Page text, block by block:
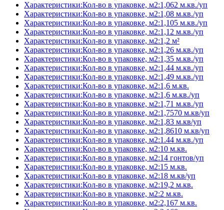
Характеристики:Кол-во в упаковке, м2:1,062 м.кв./уп
Характеристики:Кол-во в упаковке, м2:1,08 м.кв./уп
Характеристики:Кол-во в упаковке, м2:1,105 м.кв./уп
Характеристики:Кол-во в упаковке, м2:1,12 м.кв./уп
Характеристики:Кол-во в упаковке, м2:1,2 м²
Характеристики:Кол-во в упаковке, м2:1,26 м.кв./уп
Характеристики:Кол-во в упаковке, м2:1,35 м.кв./уп
Характеристики:Кол-во в упаковке, м2:1,44 м.кв./уп
Характеристики:Кол-во в упаковке, м2:1,49 м.кв./уп
Характеристики:Кол-во в упаковке, м2:1,6 м.кв.
Характеристики:Кол-во в упаковке, м2:1,6 м.кв./уп
Характеристики:Кол-во в упаковке, м2:1,71 м.кв./уп
Характеристики:Кол-во в упаковке, м2:1,7570 м.кв/уп
Характеристики:Кол-во в упаковке, м2:1,83 м.кв/уп
Характеристики:Кол-во в упаковке, м2:1,8610 м.кв/уп
Характеристики:Кол-во в упаковке, м2:1.44 м.кв./уп
Характеристики:Кол-во в упаковке, м2:10 м.кв.
Характеристики:Кол-во в упаковке, м2:14 гонтов/уп
Характеристики:Кол-во в упаковке, м2:15 м.кв.
Характеристики:Кол-во в упаковке, м2:18 м.кв/уп
Характеристики:Кол-во в упаковке, м2:19,2 м.кв.
Характеристики:Кол-во в упаковке, м2:2 м.кв.
Характеристики:Кол-во в упаковке, м2:2,167 м.кв.